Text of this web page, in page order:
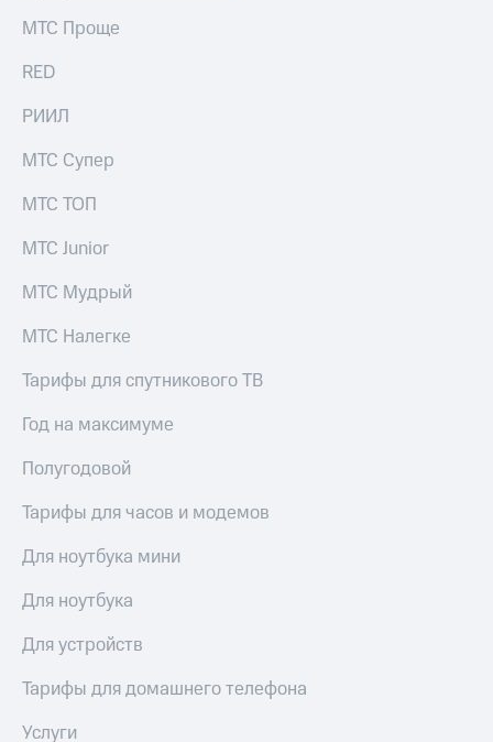
ТВ
в МТС
номером
Поддержка
и подписки
МТС
Premium
Подписка
на гигабайты
фильмы,
музыка
и многое
группа
Скидка
на тарифы,
общие
и услуги,
доступ
музыка
и многое
Скидка
общие
и услуги,
к геолокации
Сертификаты
безопасности
Всё
под
рукой
в Мой МТС
Посмотрите,
что
полезного
есть
в нашем
приложении
КИОН
КИОН
МТС Проще
RED
РИИЛ
МТС Супер
МТС ТОП
МТС Junior
МТС Мудрый
МТС Налегке
Тарифы для спутникового ТВ
Год на максимуме
Полугодовой
Тарифы для часов и модемов
Для ноутбука мини
Для ноутбука
Для устройств
Тарифы для домашнего телефона
Услуги